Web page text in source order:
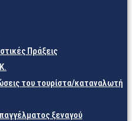
Πράξεις
του τουρίστα/καταναλωτή
ξεναγού